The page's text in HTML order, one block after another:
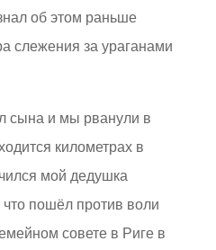
об этом раньше
слежения за ураганами
сына и мы рванули в
километрах в
мой дедушка
пошёл против воли
совете в Риге в